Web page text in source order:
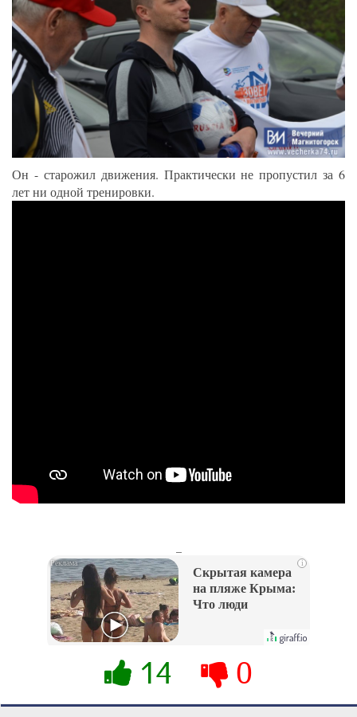
Он - старожил движения. Практически не пропустил за 6
лет ни одной тренировки.
i
Скрытая камера
на пляже Крыма:
Что люди
их не видят...
14 0